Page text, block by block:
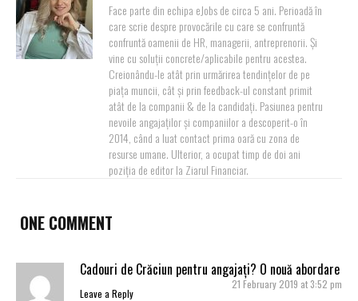
Face parte din echipa eJobs de circa 5 ani. Perioadă în
care scrie despre provocările cu care se confruntă
confruntă oamenii de HR, managerii, antreprenorii. Și
vine cu soluții concrete/aplicabile pentru acestea.
Creionându-le atât prin urmărirea tendințelor de pe
piața muncii, cât și prin feedback-ul constant primit
atât de la companii & de la candidați. Pasiunea pentru
nevoile angajaților și companiilor a descoperit-o în
2014, când a luat contact prima oară cu zona de
resurse umane. Ulterior, a ocupat timp de doi ani
poziția de editor la Ziarul Financiar.
ONE COMMENT
Cadouri de Crăciun pentru angajați? O nouă abordare
21 February 2019 at 3:52 pm
Leave a Reply